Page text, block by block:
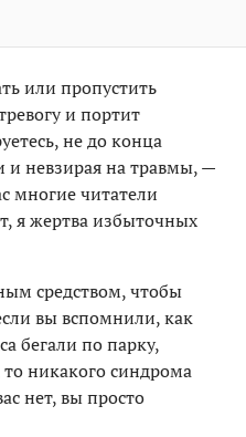
или пропустить
и портит
не до конца
и невзирая на травмы, —
многие читатели
я жертва избыточных
средством, чтобы
вы вспомнили, как
бегали по парку,
никакого синдрома
нет, вы просто